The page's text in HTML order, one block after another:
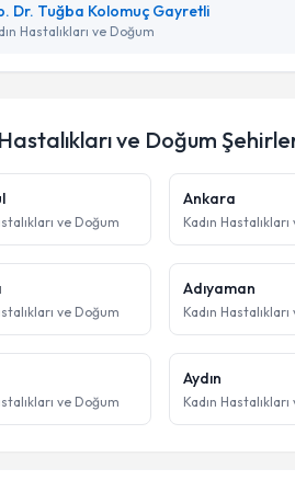
Dr. Tuğba Kolomuç Gayretli
Hastalıkları ve Doğum
ve Doğum
ve Doğum
Ankara
Kadın
ve Doğum
Adıyaman
Kadın
ve Doğum
Aydın
Kadın